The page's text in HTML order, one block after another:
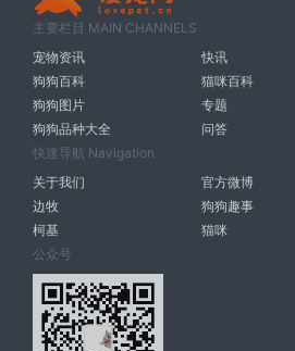
主要栏目 MAIN CHANNELS
宠物资讯
快讯
狗狗百科
猫咪百科
狗狗图片
专题
狗狗品种大全
问答
快速导航 Navigation
关于我们
官方微博
边牧
狗狗趣事
柯基
猫咪
公众号